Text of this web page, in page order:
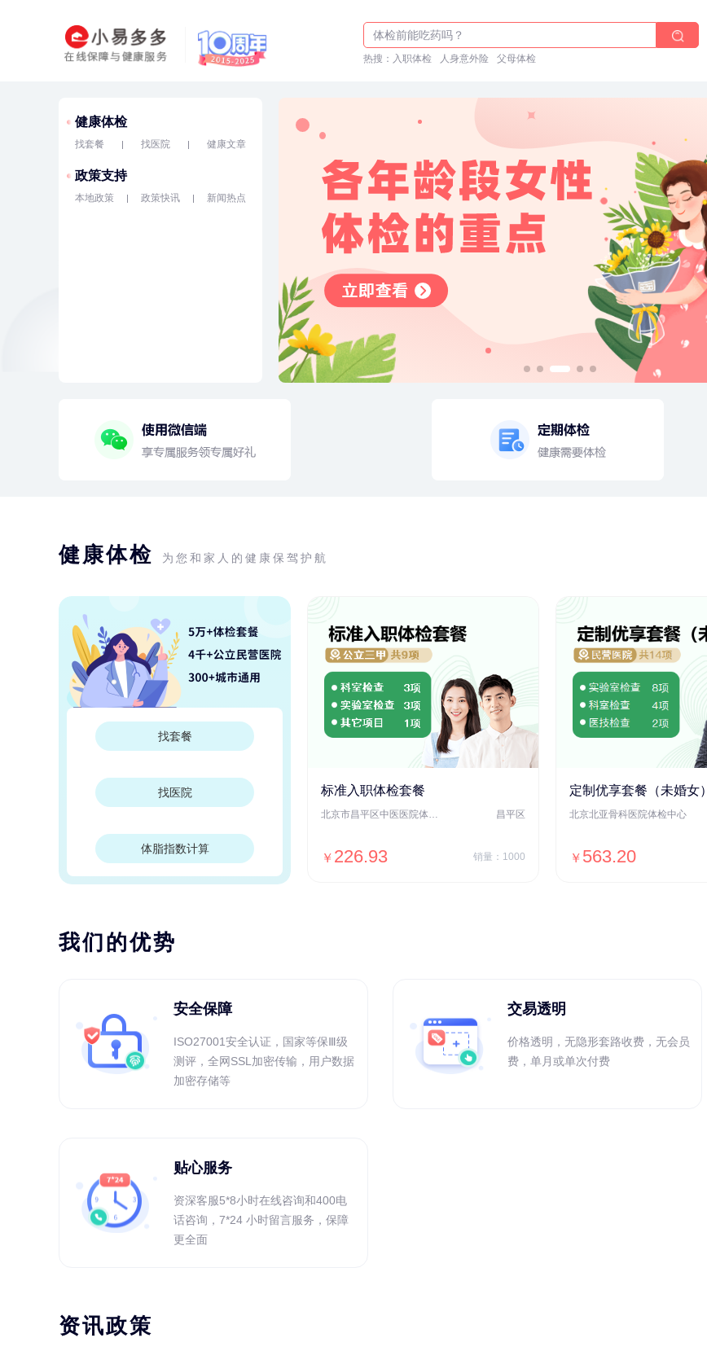
体检前能吃药吗？
十大理由告诉你为什么要买保险
热搜： 入职体检 人身意外险 父母体检
健康体检
找套餐 找医院 健康文章
政策支持
本地政策 政策快讯 新闻热点
健康体检 为您和家人的健康保驾护航
找套餐
找医院
体脂指数计算
标准入职体检套餐
北京市昌平区中医医院体检中心 昌平区
￥ 226.93 销量：1000
定制优享套餐（未婚女）
北京北亚骨科医院体检中心
￥ 563.20
我们的优势
安全保障
ISO27001安全认证，国家等保Ⅲ级
测评，全网SSL加密传输，用户数据
加密存储等
交易透明
价格透明，无隐形套路收费，无会员
费，单月或单次付费
贴心服务
资深客服5*8小时在线咨询和400电
话咨询，7*24 小时留言服务，保障
更全面
资讯政策